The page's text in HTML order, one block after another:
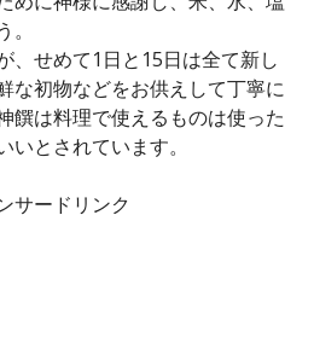
、せめて1日と15日は全て新し
な初物などをお供えして丁寧に
饌は料理で使えるものは使った
いとされています。
サードリンク